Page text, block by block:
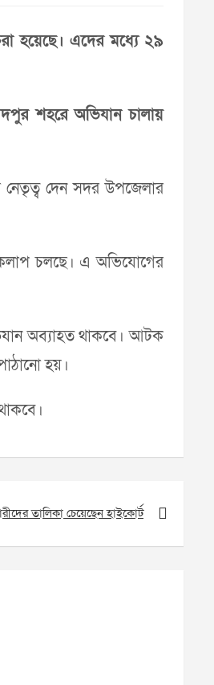
হয়েছে। এদের মধ্যে ২৯
শহরে অভিযান চালায়
দেন সদর উপজেলার
চলছে। এ অভিযোগের
অব্যাহত থাকবে। আটক
হয়।
তালিকা চেয়েছেন হাইকোর্ট